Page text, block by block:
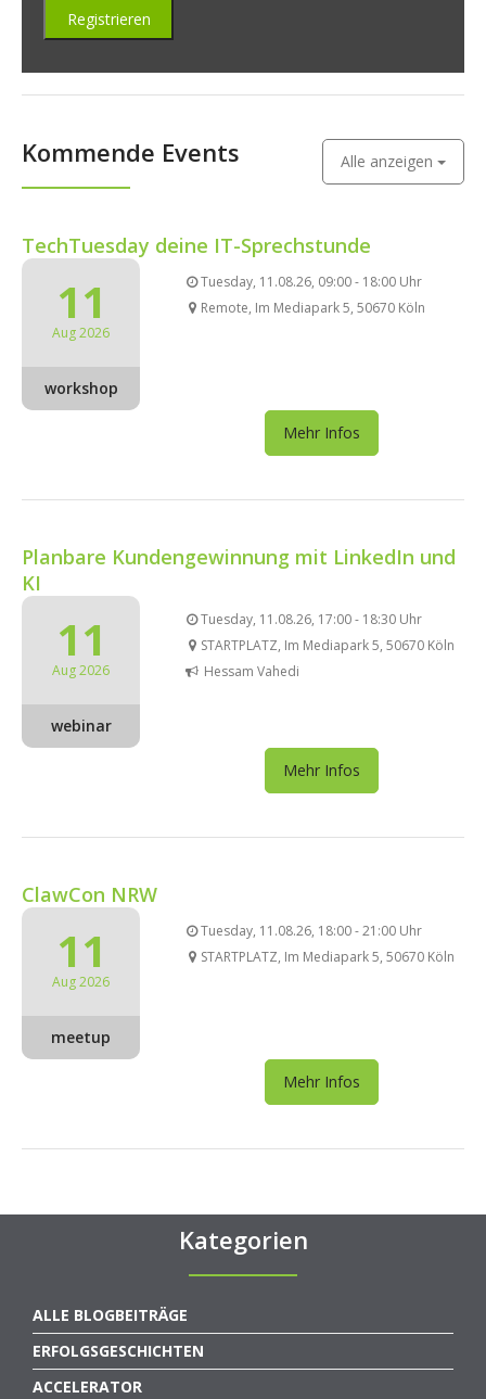
Kommende Events Alle anzeigen
TechTuesday deine IT-Sprechstunde
11
Aug 2026
workshop
Tuesday, 11.08.26, 09:00 - 18:00 Uhr
Remote, Im Mediapark 5, 50670 Köln
Mehr Infos
Planbare Kundengewinnung mit LinkedIn und
KI
11
Aug 2026
webinar
Tuesday, 11.08.26, 17:00 - 18:30 Uhr
STARTPLATZ, Im Mediapark 5, 50670 Köln
Hessam Vahedi
Mehr Infos
ClawCon NRW
11
Aug 2026
meetup
Tuesday, 11.08.26, 18:00 - 21:00 Uhr
STARTPLATZ, Im Mediapark 5, 50670 Köln
Mehr Infos
Kategorien
ALLE BLOGBEITRÄGE
ERFOLGSGESCHICHTEN
ACCELERATOR